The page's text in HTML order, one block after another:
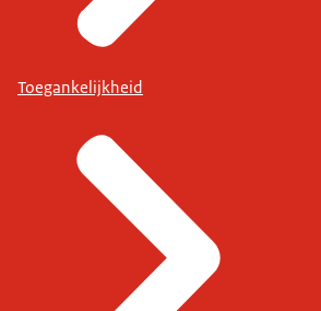
Toegankelijkheid